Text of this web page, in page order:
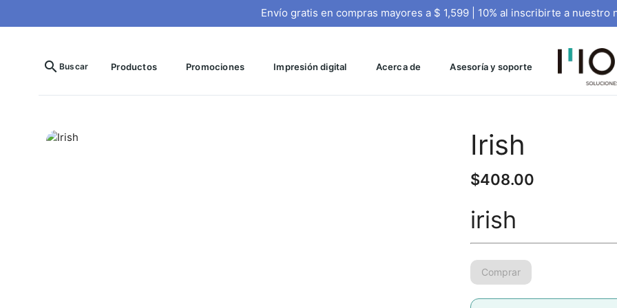
Envío gratis en compras mayores a $ 1,599 | 10% al inscribirte a nuestro
search Buscar Productos Promociones Impresión digital Acerca de Asesoría y soporte
Irish
$408.00
irish